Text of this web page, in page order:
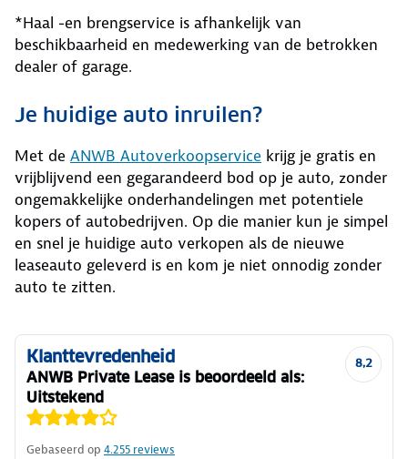
*Haal -en brengservice is afhankelijk van
beschikbaarheid en medewerking van de betrokken
dealer of garage.
Je huidige auto inruilen?
Met de ANWB Autoverkoopservice krijg je gratis en
vrijblijvend een gegarandeerd bod op je auto, zonder
ongemakkelijke onderhandelingen met potentiele
kopers of autobedrijven. Op die manier kun je simpel
en snel je huidige auto verkopen als de nieuwe
leaseauto geleverd is en kom je niet onnodig zonder
auto te zitten.
8,2
Klanttevredenheid
ANWB Private Lease is beoordeeld als:
Uitstekend
Gebaseerd op 4.255 reviews